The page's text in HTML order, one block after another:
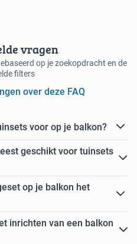
vragen
op je zoekopdracht en de
filters
over deze FAQ
voor op je balkon?
geschikt voor tuinsets
op je balkon het
inrichten van een balkon